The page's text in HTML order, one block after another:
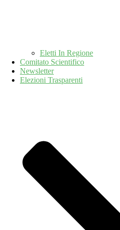
Eletti In Regione
Comitato Scientifico
Newsletter
Elezioni Trasparenti